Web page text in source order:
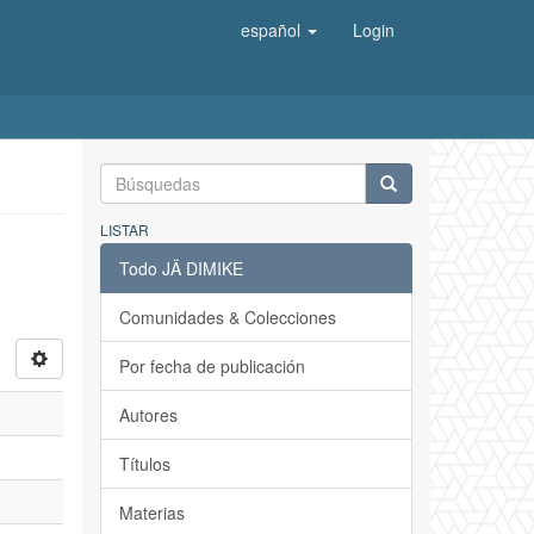
español Login
LISTAR
Todo JÄ DIMIKE
Comunidades & Colecciones
Por fecha de publicación
Autores
Títulos
Materias